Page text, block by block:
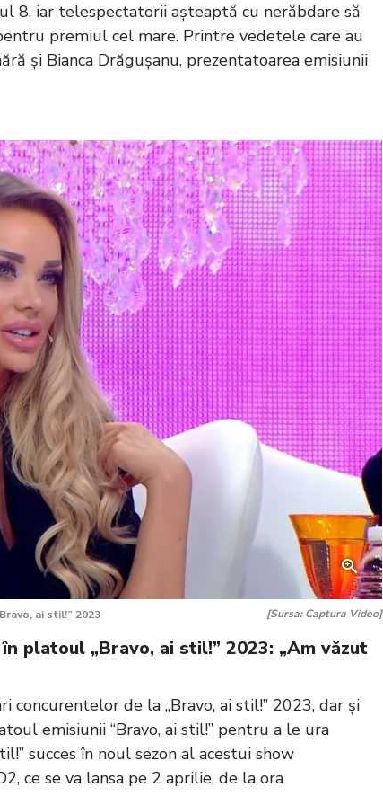
8, iar telespectatorii așteaptă cu nerăbdare să
premiul cel mare. Printre vedetele care au
și Bianca Drăgușanu, prezentatoarea emisiunii
ai stil!” 2023 [Sursa: Captura Video]
platoul „Bravo, ai stil!” 2023: „Am văzut
concurentelor de la „Bravo, ai stil!” 2023, dar și
emisiunii “Bravo, ai stil!” pentru a le ura
succes în noul sezon al acestui show
ce se va lansa pe 2 aprilie, de la ora